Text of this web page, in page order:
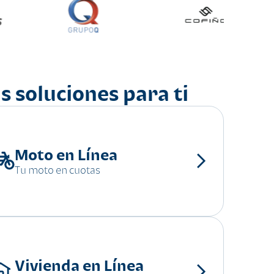
soluciones para ti
Moto en Línea
Tu moto en cuotas
Vivienda en Línea